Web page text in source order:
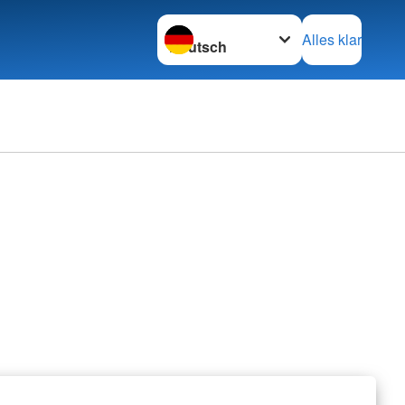
Sprache wechseln zu
Alles klar